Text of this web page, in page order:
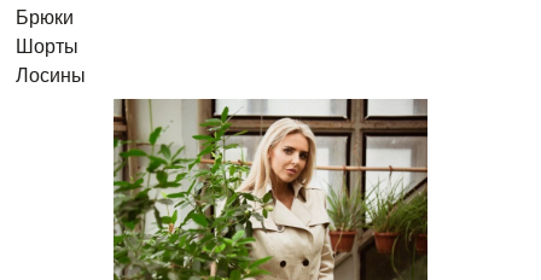
Брюки
Шорты
Лосины